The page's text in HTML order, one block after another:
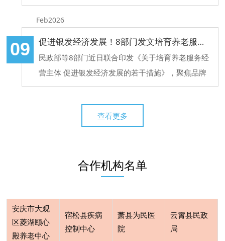
为、老有所乐的和谐社会。”全国政协委员、九三学
社中央委员、南方科技大学副校长金李日前接受中新
社记者采访时说，“让每一位老人都能心安理得地享
受晚年，这是我们共同的愿景，也是文明社会的标
尺。”
Feb2026
09 促进银发经济发展！8部门发文培育养老服务经营主体
民政部等8部门近日联合印发《关于培育养老服务经
营主体 促进银发经济发展的若干措施》，聚焦品牌
化建设、供需平台搭建、发展环境优化等方面，出台
14项具体举措，进一步培育养老服务经营主体、促
进银发经济发展。查看更多
合作机构名单
安庆市大观
区菱湖颐心
殿养老中心
宿松县疾病
控制中心
萧县为民医
院
云霄县民政
局